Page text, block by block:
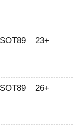
SOT89 23+
SOT89 26+